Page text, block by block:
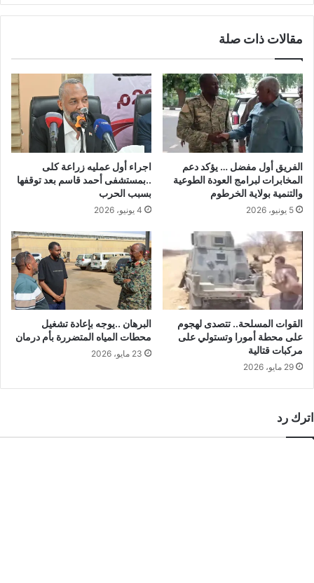
مقالات ذات صلة
الفريق أول مفضل … يؤكد دعم
المخابرات لبرامج العودة الطوعية
والتنمية بولاية الخرطوم
5 يونيو، 2026
اجراء أول عمليه زراعة كلى
..بمستشفى أحمد قاسم بعد توقفها
بسبب الحرب
4 يونيو، 2026
القوات المسلحة.. تتصدى لهجوم
على محطة أمورا وتستولي على
مركبات قتالية
29 مايو، 2026
البرهان ..يوجه بإعادة تشغيل
محطات المياه المتضررة بأم درمان
23 مايو، 2026
اترك رد